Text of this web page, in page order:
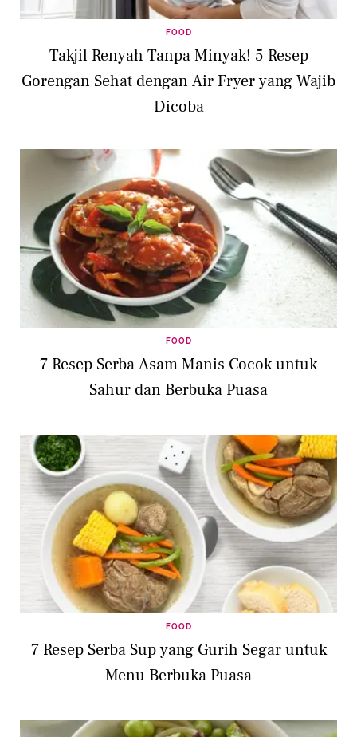
FOOD
Takjil Renyah Tanpa Minyak! 5 Resep
Gorengan Sehat dengan Air Fryer yang Wajib
Dicoba
FOOD
7 Resep Serba Asam Manis Cocok untuk
Sahur dan Berbuka Puasa
FOOD
7 Resep Serba Sup yang Gurih Segar untuk
Menu Berbuka Puasa